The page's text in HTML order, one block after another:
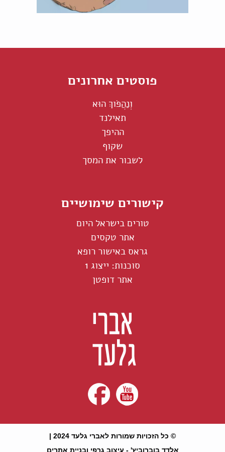
פוסטים אחרונים
וְנַהֲפֹוךְ הוּא
תאילנד
ההיפך
שקוף
לשבור את המסך
קישורים שימושיים
טורים בישראל היום
אתר טקסים
גראס באישור רופא
סוכנות: ייצוג 1
אתר דופטן
© כל הזכויות שמורות לאברי גלעד 2024 |
אלדד בוברוביץ' - עיצוב גרפי ובניית אתרים